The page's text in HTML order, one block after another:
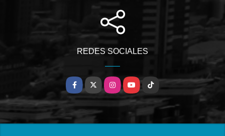
REDES SOCIALES
Facebook
X InstagramYouTubeTikTok